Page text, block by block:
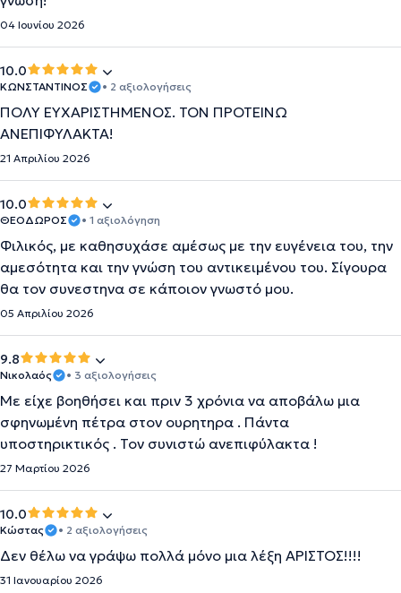
04 Ιουνίου 2026
10.0
ΚΩΝΣΤΑΝΤΙΝΟΣ • 2 αξιολογήσεις
ΠΟΛΥ ΕΥΧΑΡΙΣΤΗΜΕΝΟΣ. ΤΟΝ ΠΡΟΤΕΙΝΩ
ΑΝΕΠΙΦΥΛΑΚΤΑ!
21 Απριλίου 2026
10.0
ΘΕΟΔΩΡΟΣ • 1 αξιολόγηση
Φιλικός, με καθησυχάσε αμέσως με την ευγένεια του, την
αμεσότητα και την γνώση του αντικειμένου του. Σίγουρα
θα τον συνεστηνα σε κάποιον γνωστό μου.
05 Απριλίου 2026
9.8
Νικολαός • 3 αξιολογήσεις
Με είχε βοηθήσει και πριν 3 χρόνια να αποβάλω μια
σφηνωμένη πέτρα στον ουρητηρα . Πάντα
υποστηρικτικός . Τον συνιστώ ανεπιφύλακτα !
27 Μαρτίου 2026
10.0
Κώστας • 2 αξιολογήσεις
Δεν θέλω να γράψω πολλά μόνο μια λέξη ΑΡΙΣΤΟΣ!!!!
31 Ιανουαρίου 2026